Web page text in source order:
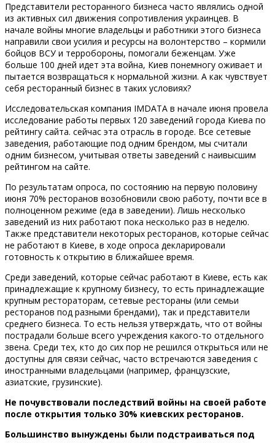
Представители ресторанного бизнеса часто являлись одной
из активных сил движения сопротивления украинцев. В
начале войны многие владельцы и работники этого бизнеса
направили свои усилия и ресурсы на волонтерство – кормили
бойцов ВСУ и терробороны, помогали беженцам. Уже
больше 100 дней идет эта война, Киев понемногу оживает и
пытается возвращаться к нормальной жизни. А как чувствует
себя ресторанный бизнес в таких условиях?
Исследовательская компания IMDATA в начале июня провела
исследование работы первых 120 заведений города Киева по
рейтингу сайта. сейчас эта отрасль в городе. Все сетевые
заведения, работающие под одним брендом, мы считали
одним бизнесом, учитывая ответы заведений с наивысшим
рейтингом на сайте.
По результатам опроса, по состоянию на первую половину
июня 70% ресторанов возобновили свою работу, почти все в
полноценном режиме (еда в заведении). Лишь несколько
заведений из них работают пока несколько раз в неделю.
Также представители некоторых ресторанов, которые сейчас
не работают в Киеве, в ходе опроса декларировали
готовность к открытию в ближайшее время.
Среди заведений, которые сейчас работают в Киеве, есть как
принадлежащие к крупному бизнесу, то есть принадлежащие
крупным рестораторам, сетевые рестораны (или семьи
ресторанов под разными брендами), так и представители
среднего бизнеса. То есть нельзя утверждать, что от войны
пострадали больше всего учреждения какого-то отдельного
звена. Среди тех, кто до сих пор не решился открыться или не
доступны для связи сейчас, часто встречаются заведения с
иностранными владельцами (например, французские,
азиатские, грузинские).
Не почувствовали последствий войны на своей работе
после открытия только 30% киевских ресторанов.
Большинство вынуждены были подстраиваться под